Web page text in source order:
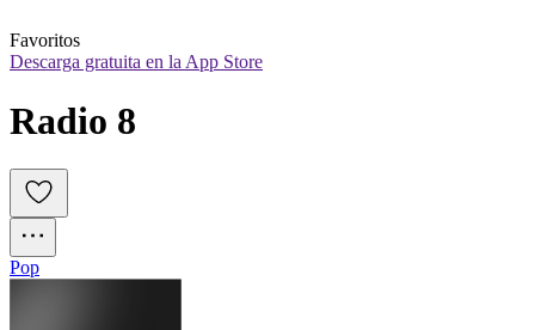
Favoritos
Descarga gratuita en la App Store
Radio 8
Pop